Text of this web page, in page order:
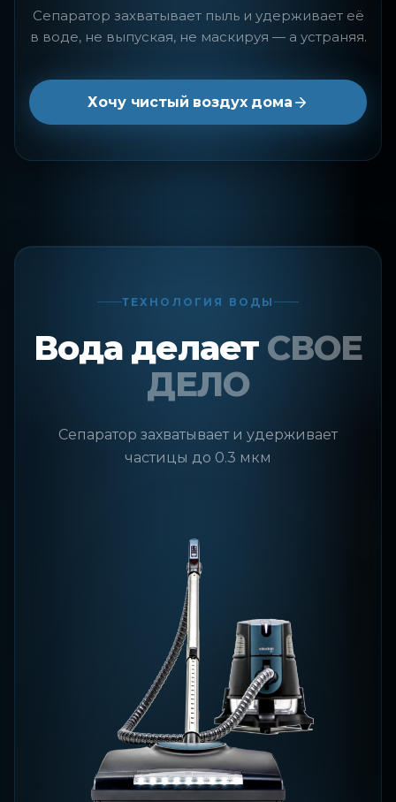
Сепаратор захватывает пыль и удерживает её
в воде, не выпуская, не маскируя — а устраняя.
Хочу чистый воздух дома
ТЕХНОЛОГИЯ ВОДЫ
Вода делает СВОЕ
ДЕЛО
Сепаратор захватывает и удерживает
частицы до 0.3 мкм